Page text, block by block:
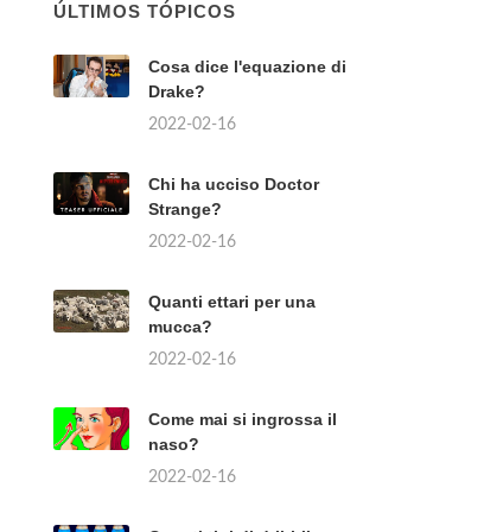
ÚLTIMOS TÓPICOS
Cosa dice l'equazione di
Drake?
2022-02-16
Chi ha ucciso Doctor
Strange?
2022-02-16
Quanti ettari per una
mucca?
2022-02-16
Come mai si ingrossa il
naso?
2022-02-16